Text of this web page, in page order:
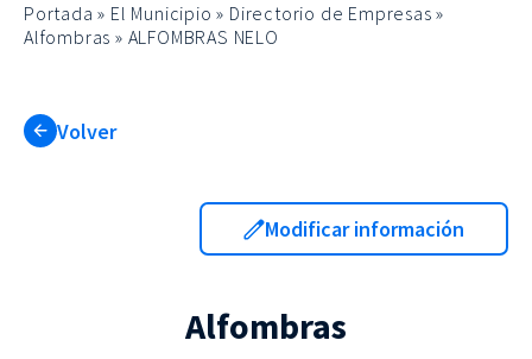
Portada » El Municipio » Directorio de Empresas »
Alfombras » ALFOMBRAS NELO
Volver
Modificar información
Alfombras